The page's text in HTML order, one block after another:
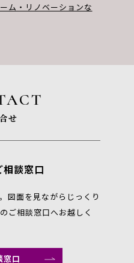
ム・リノベーションな
せ
相談窓口
図面を見ながらじっくり
ご相談窓口へお越しく
窓口